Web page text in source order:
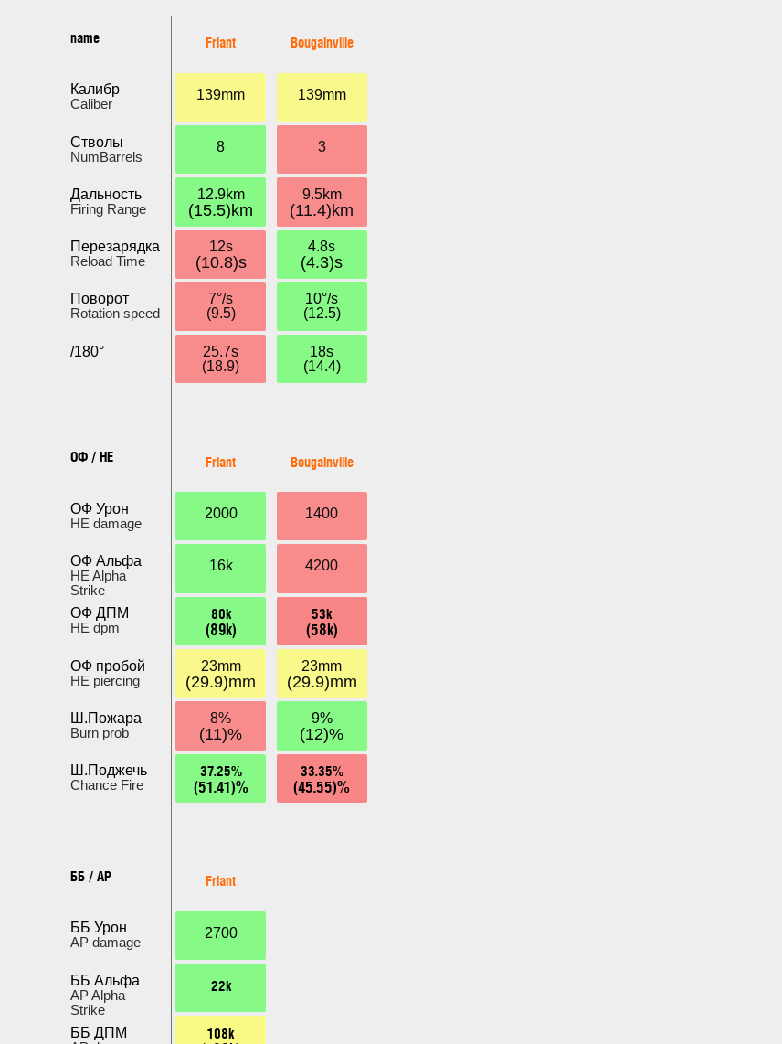
name
Калибр
Caliber
Стволы
NumBarrels
Дальность
Firing Range
Перезарядка
Reload Time
Поворот
Rotation speed
/180°
ОФ / HE
ОФ Урон
HE damage
ОФ Альфа
HE Alpha
Strike
ОФ ДПМ
HE dpm
ОФ пробой
HE piercing
Ш.Пожара
Burn prob
Ш.Поджечь
Chance Fire
ББ / AP
ББ Урон
AP damage
ББ Альфа
AP Alpha
Strike
ББ ДПМ
Friant
139mm
8
12.9km
(15.5)km
12s
(10.8)s
7°/s
(9.5)
25.7s
(18.9)
Friant
2000
16k
80k
(89k)
23mm
(29.9)mm
8%
(11)%
37.25%
(51.41)%
Friant
2700
22k
108k
Bougainville
139mm
3
9.5km
(11.4)km
4.8s
(4.3)s
10°/s
(12.5)
18s
(14.4)
Bougainville
1400
4200
53k
(58k)
23mm
(29.9)mm
9%
(12)%
33.35%
(45.55)%